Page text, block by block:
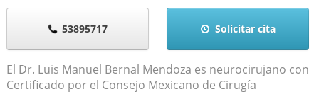
53895717 Solicitar cita
El Dr. Luis Manuel Bernal Mendoza es neurocirujano con
Certificado por el Consejo Mexicano de Cirugía